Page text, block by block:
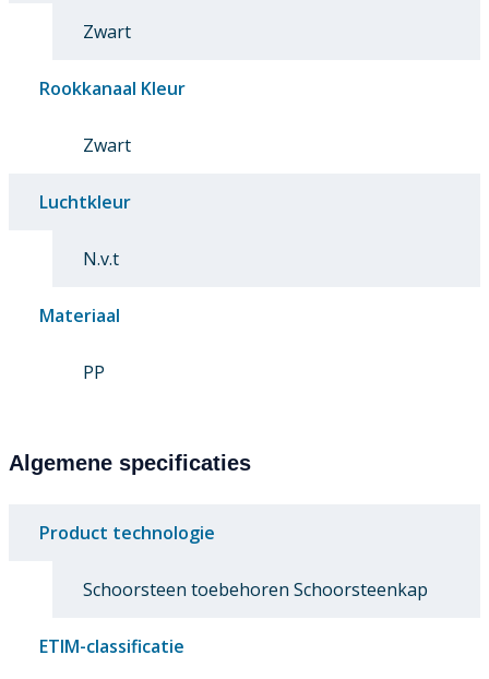
Zwart
Rookkanaal Kleur
Zwart
Luchtkleur
N.v.t
Materiaal
PP
Algemene specificaties
Product technologie
Schoorsteen toebehoren Schoorsteenkap
ETIM-classificatie